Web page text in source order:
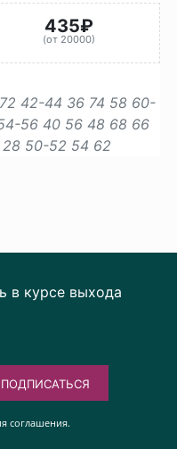
435₽
(от 20000)
72 42-44 36 74 58 60-
56 40 56 48 68 66
28 50-52 54 62
в курсе выхода
ПОДПИСАТЬСЯ
соглашения.